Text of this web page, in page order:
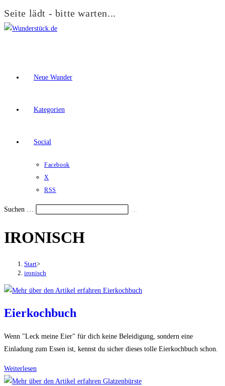
Seite lädt - bitte warten...
Zum
Neue Wunder
Kategorien
Social
Facebook
X
RSS
Suchen …
den
das
aus-
einzuklappen
IRONISCH
Start>
ironisch
Eierkochbuch
Wenn "Leck meine Eier" für dich keine Beleidigung, sondern eine
Einladung zum Essen ist, kennst du sicher dieses tolle Eierkochbuch schon.
Weiterlesen